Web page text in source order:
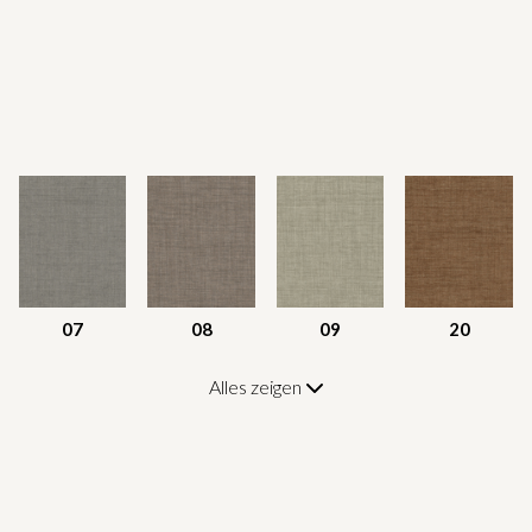
07 08 09 20
Alles zeigen